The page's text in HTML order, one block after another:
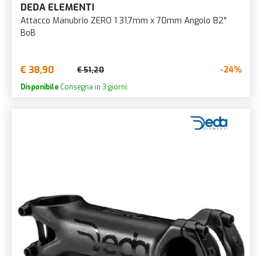
DEDA ELEMENTI
Attacco Manubrio ZERO 1 31,7mm x 70mm Angolo 82°
BoB
€ 38,90 € 51,20 -24%
Disponibile Consegna in 3 giorni.